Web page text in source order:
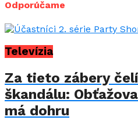
Odporúčame
Televízia
Za tieto zábery
škandálu:
má dohru